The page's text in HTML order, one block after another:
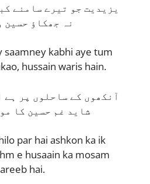
یزیدیت جو تیرے سامنے
نہ جھکاؤ حسین
saamney kabhi aye tum
hussain waris hain.
آنکھوں کے ساحلوں پر ہے
شاید غم حسین کا
par hai ashkon ka ik
e husaain ka mosam
hai.